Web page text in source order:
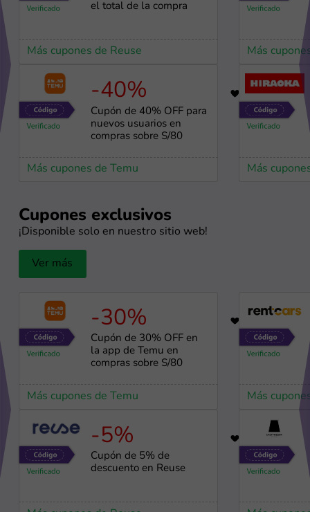
el total de la compra
Más cupones de Reuse
-40%
Cupón de 40% OFF para
nuevos usuarios en
compras sobre S/80
Más cupones de Temu
Más
Más
Cupones exclusivos
¡Disponible solo en nuestro sitio web!
Ver más
-30%
Cupón de 30% OFF en
la app de Temu en
compras sobre S/80
Más cupones de Temu
-5%
Cupón de 5% de
descuento en Reuse
Más